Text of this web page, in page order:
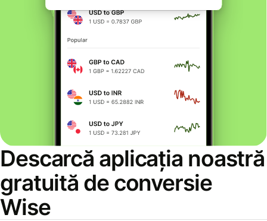
Descarcă aplicația noastră
gratuită de conversie
Wise